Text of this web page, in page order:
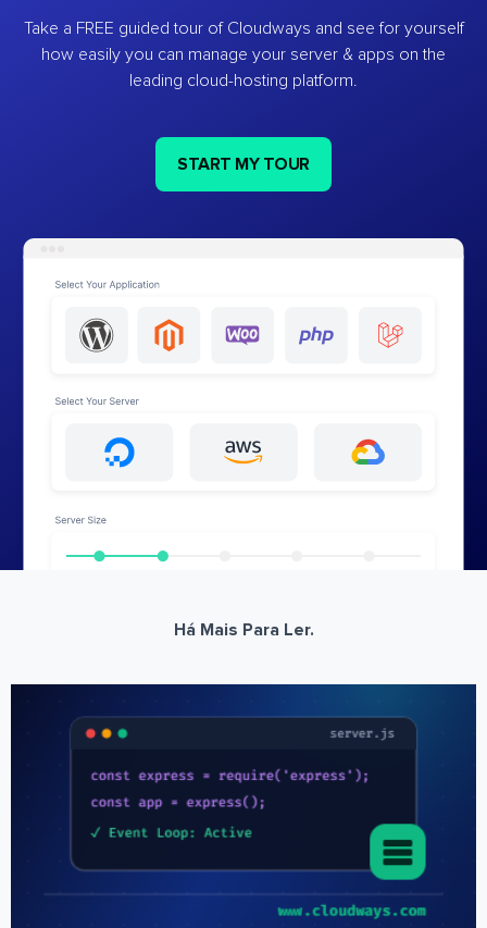
Take a FREE guided tour of Cloudways and see for yourself
how easily you can manage your server & apps on the
leading cloud-hosting platform.
START MY TOUR
Há Mais Para Ler.